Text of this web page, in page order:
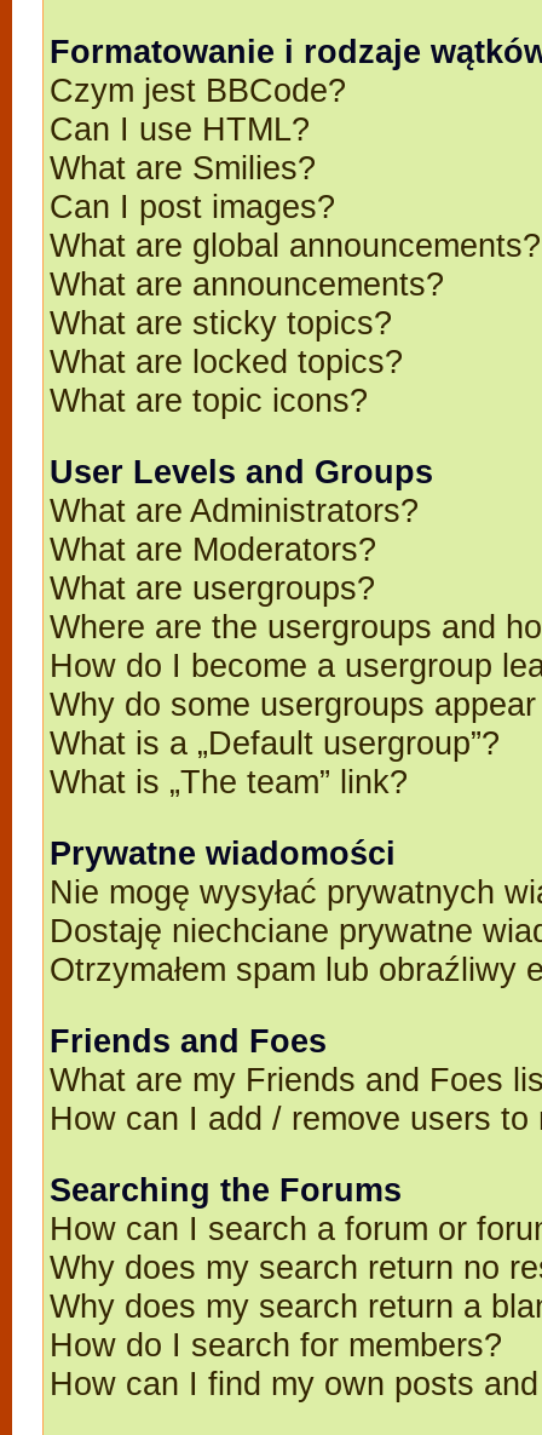
Formatowanie i rodzaje
Czym jest BBCode?
Can I use HTML?
What are Smilies?
Can I post images?
What are global announcements?
What are announcements?
What are sticky topics?
What are locked topics?
What are topic icons?
User Levels and Groups
What are Administrators?
What are Moderators?
What are usergroups?
Where are the usergroups and
How do I become a usergroup
Why do some usergroups
What is a „Default usergroup”?
What is „The team” link?
Prywatne wiadomości
Nie mogę wysyłać prywatnych
Dostaję niechciane prywatne
Otrzymałem spam lub obraźliwy
Friends and Foes
What are my Friends and Foes
How can I add / remove users
Searching the Forums
How can I search a forum or
Why does my search return no
Why does my search return a
How do I search for members?
How can I find my own posts